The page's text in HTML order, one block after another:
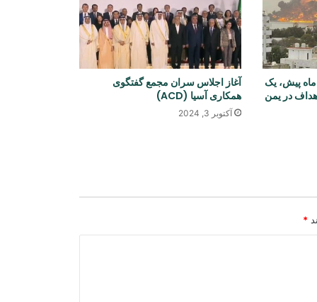
یونیسف: در ۳۰۰ روز پس از آتش‌بس
غزه، دست‌کم ۳۰۰ کودک جان باخته‌اند
شمار قربانیان تیراندازی در مکتب تایلند
افزایش یافت
حمایت موقت برای شهروندان افغانستان
رسانه اسرائیلی: ارتش ۱۸ ماه پیش، يک
در یمن
آغاز اجلاس سران مجمع گفتگوی
همکاری آسیا (ACD)
آکتوبر 3, 2024
*